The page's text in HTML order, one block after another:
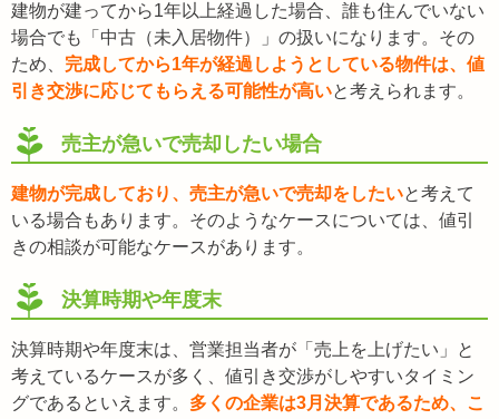
建物が建ってから1年以上経過した場合、誰も住んでいない
場合でも「中古（未入居物件）」の扱いになります。その
ため、 完成してから1年が経過しようとしている物件は、値
引き交渉に応じてもらえる可能性が高いと考えられます。
売主が急いで売却したい場合
建物が完成しており、売主が急いで売却をしたいと考えて
いる場合もあります。そのようなケースについては、値引
きの相談が可能なケースがあります。
決算時期や年度末
決算時期や年度末は、営業担当者が「売上を上げたい」と
考えているケースが多く、値引き交渉がしやすいタイミン
グであるといえます。 多くの企業は3月決算であるため、こ